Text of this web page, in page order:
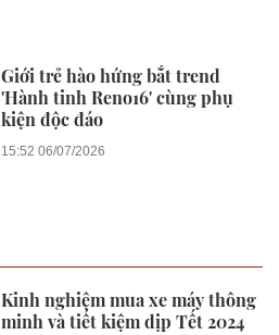
Giới trẻ hào hứng bắt trend
'Hành tinh Reno16' cùng phụ
kiện độc đáo
15:52 06/07/2026
Kinh nghiệm mua xe máy thông
minh và tiết kiệm dịp Tết 2024